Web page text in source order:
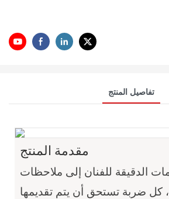
تفاصيل المنتج
مقدمة المنتج
الدقيقة للفنان إلى ملاحظات
كل ضربة تستحق أن يتم تقديمها